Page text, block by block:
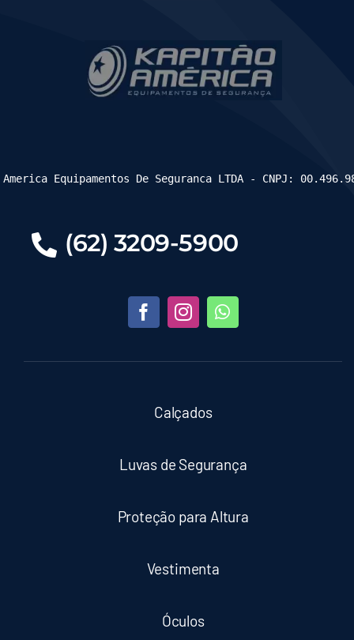
(62) 3209-5900
Calçados
Luvas de Segurança
Proteção para Altura
Vestimenta
Óculos
Equipamentos De Seguranca LTDA - CNPJ: